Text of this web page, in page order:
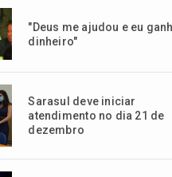
"Deus me ajudou e eu
dinheiro"
Sarasul deve iniciar
atendimento no dia 21 de
dezembro